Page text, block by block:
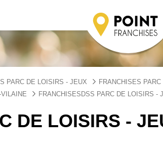
PARC DE LOISIRS - JEUX
FRANCHISES
FRANCHISESDSS PARC DE LOISIRS -
DE LOISIRS -